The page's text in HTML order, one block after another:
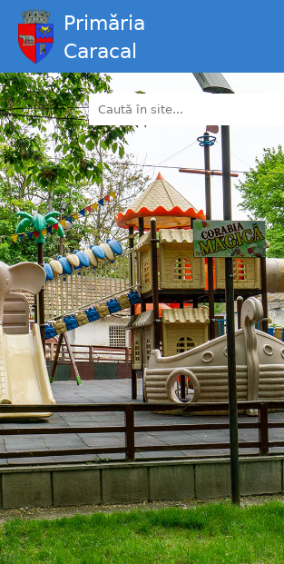
Primăria
Caracal